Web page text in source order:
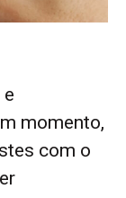
momento,
com o